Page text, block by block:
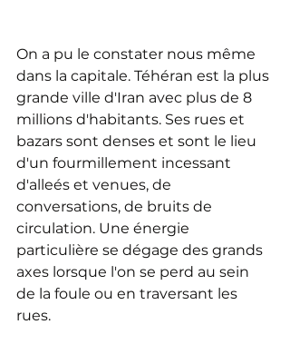
On a pu le constater nous même
dans la capitale. Téhéran est la plus
grande ville d'Iran avec plus de 8
millions d'habitants. Ses rues et
bazars sont denses et sont le lieu
d'un fourmillement incessant
d'alleés et venues, de
conversations, de bruits de
circulation. Une énergie
particulière se dégage des grands
axes lorsque l'on se perd au sein
de la foule ou en traversant les
rues.